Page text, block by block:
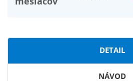
mesiacov
DETAIL
NÁVOD